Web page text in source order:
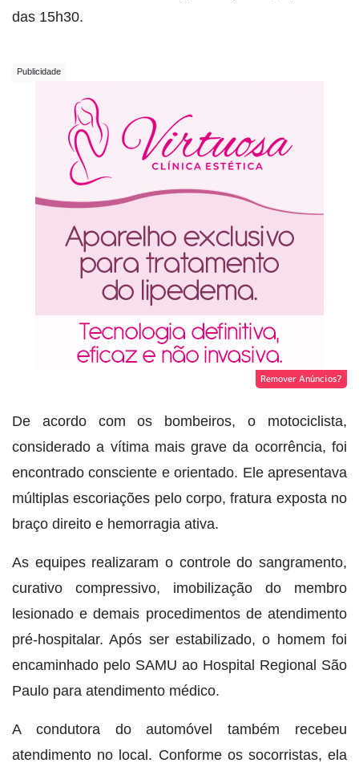
das 15h30.
Remover Anúncios?
De acordo com os bombeiros, o motociclista,
considerado a vítima mais grave da ocorrência, foi
encontrado consciente e orientado. Ele apresentava
múltiplas escoriações pelo corpo, fratura exposta no
braço direito e hemorragia ativa.
As equipes realizaram o controle do sangramento,
curativo compressivo, imobilização do membro
lesionado e demais procedimentos de atendimento
pré-hospitalar. Após ser estabilizado, o homem foi
encaminhado pelo SAMU ao Hospital Regional São
Paulo para atendimento médico.
A condutora do automóvel também recebeu
atendimento no local. Conforme os socorristas, ela